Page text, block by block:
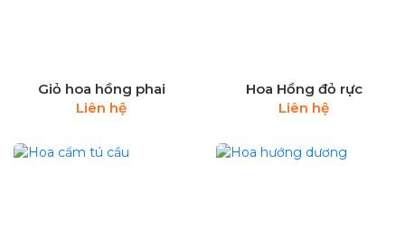
Giỏ hoa hồng phai
Liên hệ
Hoa Hồng đỏ rực
Liên hệ